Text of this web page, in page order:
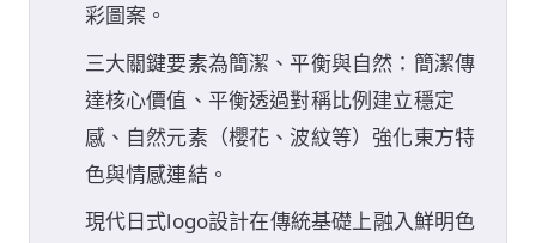
彩圖案。
三大關鍵要素為簡潔、平衡與自然：簡潔傳
達核心價值、平衡透過對稱比例建立穩定
感、自然元素（櫻花、波紋等）強化東方特
色與情感連結。
現代日式logo設計在傳統基礎上融入鮮明色